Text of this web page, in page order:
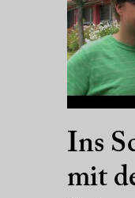
Ins
mit